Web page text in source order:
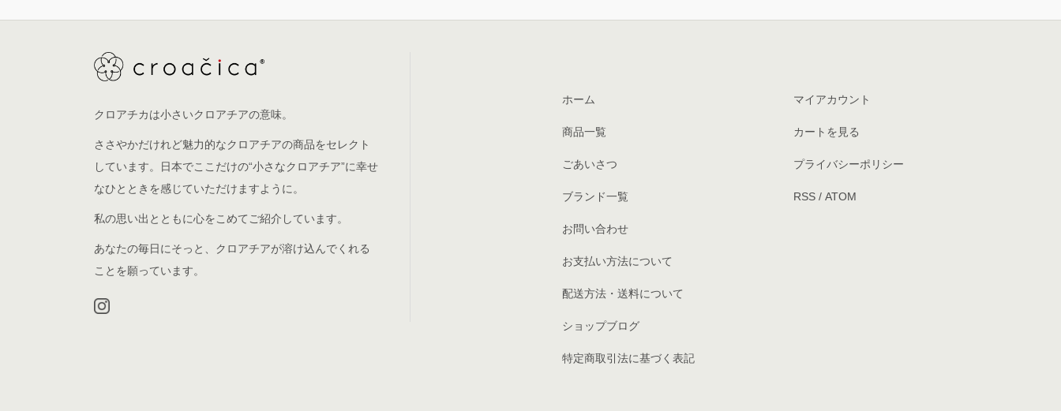
クロアチカは小さいクロアチアの意味。
ささやかだけれど魅力的なクロアチアの商品をセレクト
しています。日本でここだけの“小さなクロアチア”に幸せ
なひとときを感じていただけますように。
私の思い出とともに心をこめてご紹介しています。
あなたの毎日にそっと、クロアチアが溶け込んでくれる
ことを願っています。
ホーム
商品一覧
ごあいさつ
ブランド一覧
お問い合わせ
お支払い方法について
配送方法・送料について
ショップブログ
特定商取引法に基づく表記
マイアカウント
カートを見る
プライバシーポリシー
RSS/ ATOM